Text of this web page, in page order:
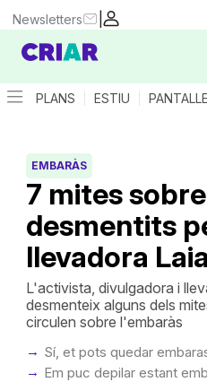
|
Newsletters
PLANS ESTIU
7 mites
desmentits
llevadora
EMBARÀS
L'activista, divulgadora i
desmenteix alguns dels
circulen sobre l'embaràs
Sí, et pots quedar
Em puc depilar estant